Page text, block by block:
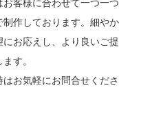
お客様に合わせて一つ一つ
制作しております。細やか
にお応えし、より良いご提
す。
はお気軽にお問合せくださ